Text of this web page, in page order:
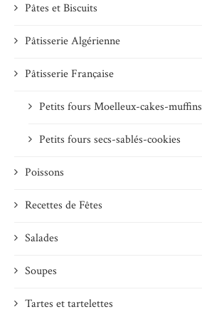
Pâtes et Biscuits
Pâtisserie Algérienne
Pâtisserie Française
Petits fours Moelleux-cakes-muffins
Petits fours secs-sablés-cookies
Poissons
Recettes de Fêtes
Salades
Soupes
Tartes et tartelettes